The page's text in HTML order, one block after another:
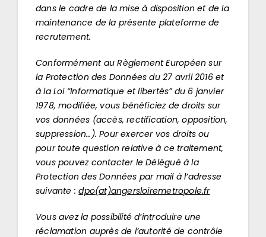
dans le cadre de la mise à disposition et de la
maintenance de la présente plateforme de
recrutement.
Conformément au Règlement Européen sur
la Protection des Données du 27 avril 2016 et
à la Loi “Informatique et libertés” du 6 janvier
1978, modifiée, vous bénéficiez de droits sur
vos données (accès, rectification, opposition,
suppression…). Pour exercer vos droits ou
pour toute question relative à ce traitement,
vous pouvez contacter le Délégué à la
Protection des Données par mail à l’adresse
suivante :dpo(at)angersloiremetropole.fr
Vous avez la possibilité d’introduire une
réclamation auprès de l’autorité de contrôle